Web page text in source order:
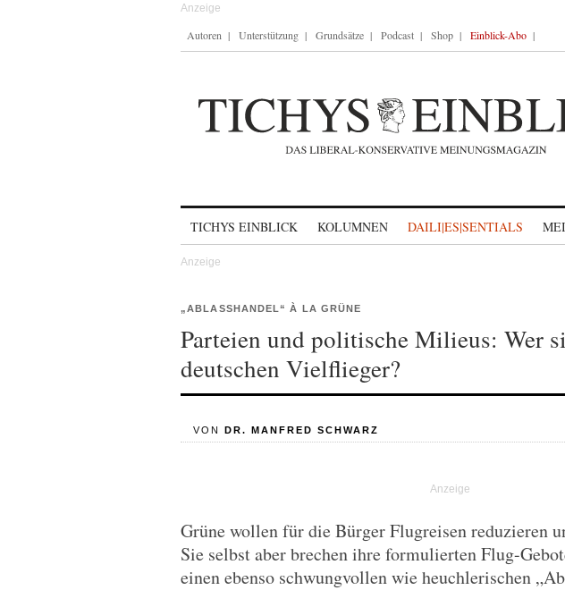
Autoren Unterstützung Grundsätze Podcast Shop Einblick-Abo
TICHYS EINBLICK KOLUMNEN DAILI|ES|SENTIALS
„ABLASSHANDEL“ À LA GRÜNE
Parteien und politische Milieus: Wer
deutschen Vielflieger?
VON DR. MANFRED SCHWARZ
Grüne wollen für die Bürger Flugreisen reduzieren
Sie selbst aber brechen ihre formulierten Flug-
einen ebenso schwungvollen wie heuchlerischen